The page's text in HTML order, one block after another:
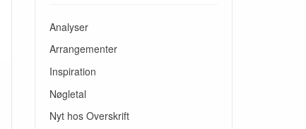
Analyser
Arrangementer
Inspiration
Nøgletal
Nyt hos Overskrift